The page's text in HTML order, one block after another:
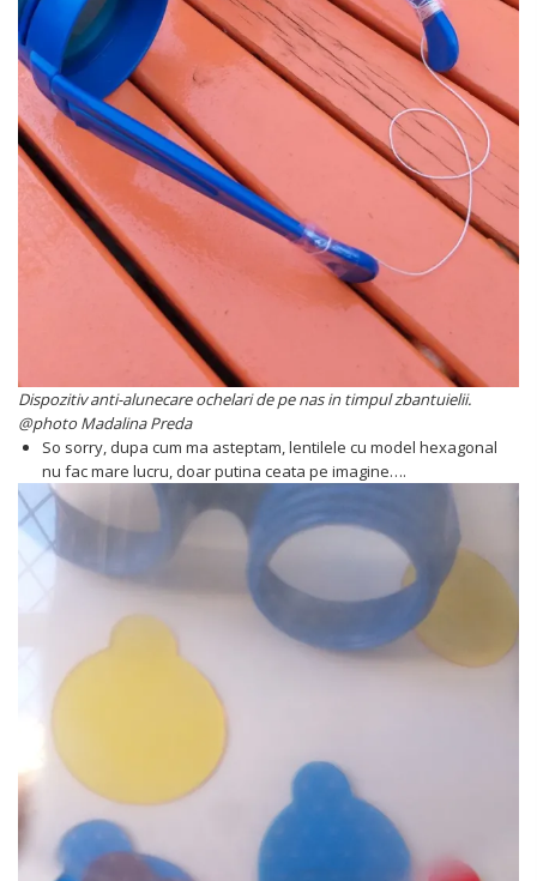
Dispozitiv anti-alunecare ochelari de pe nas in timpul zbantuielii.
@photo Madalina Preda
So sorry, dupa cum ma asteptam, lentilele cu model hexagonal
nu fac mare lucru, doar putina ceata pe imagine….